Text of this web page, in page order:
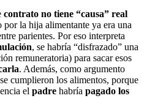
contrato no tiene “causa” real
la hija alimentante ya era una
parientes. Por eso interpreta
, se habría “disfrazado” una
remuneratoria) para sacar esos
. Además, como argumento
cumplieron los alimentos, porque
el padre habría pagado los